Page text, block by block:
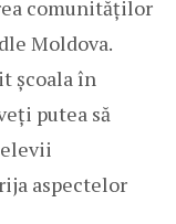
comunităților
Moldova.
școala în
putea să
aspectelor